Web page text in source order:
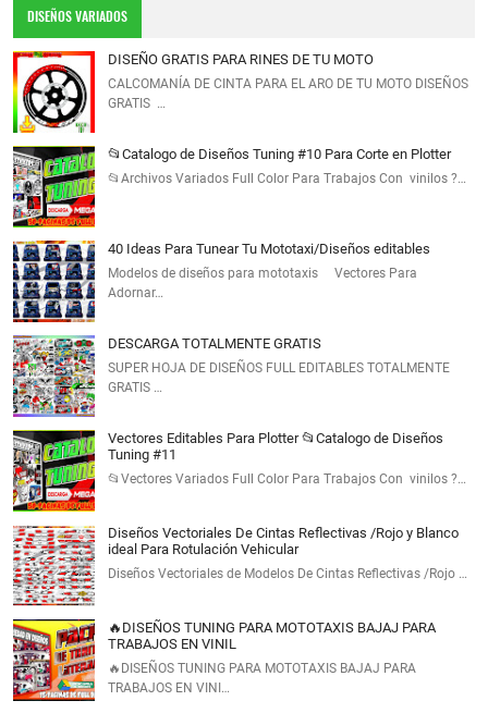
DISEÑOS VARIADOS
DISEÑO GRATIS PARA RINES DE TU MOTO
CALCOMANÍA DE CINTA PARA EL ARO DE TU MOTO DISEÑOS
GRATIS …
📂Catalogo de Diseños Tuning #10 Para Corte en Plotter
📂Archivos Variados Full Color Para Trabajos Con vinilos ?…
40 Ideas Para Tunear Tu Mototaxi/Diseños editables
Modelos de diseños para mototaxis Vectores Para
Adornar…
DESCARGA TOTALMENTE GRATIS
SUPER HOJA DE DISEÑOS FULL EDITABLES TOTALMENTE
GRATIS …
Vectores Editables Para Plotter 📂Catalogo de Diseños
Tuning #11
📂Vectores Variados Full Color Para Trabajos Con vinilos ?…
Diseños Vectoriales De Cintas Reflectivas /Rojo y Blanco
ideal Para Rotulación Vehicular
Diseños Vectoriales de Modelos De Cintas Reflectivas /Rojo …
🔥DISEÑOS TUNING PARA MOTOTAXIS BAJAJ PARA
TRABAJOS EN VINIL
🔥DISEÑOS TUNING PARA MOTOTAXIS BAJAJ PARA
TRABAJOS EN VINI…